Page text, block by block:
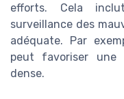
efforts. Cela
surveillance des
adéquate. Par
peut favoriser une
dense.